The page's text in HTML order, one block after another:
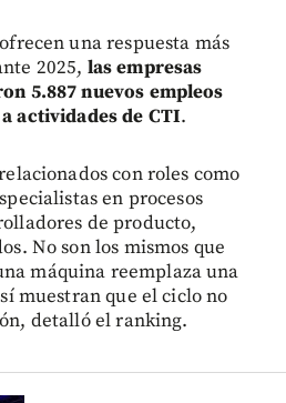
una respuesta más
2025, las empresas
5.887 nuevos empleos
actividades de CTI.
con roles como
en procesos
de producto,
No son los mismos que
máquina reemplaza una
muestran que el ciclo no
detalló el ranking.